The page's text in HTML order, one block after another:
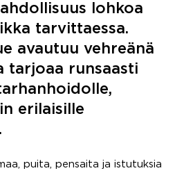
lohkoa
tarvittaessa.
avautuu vehreänä
tarjoaa runsaasti
erilaisille
puita, pensaita ja istutuksia